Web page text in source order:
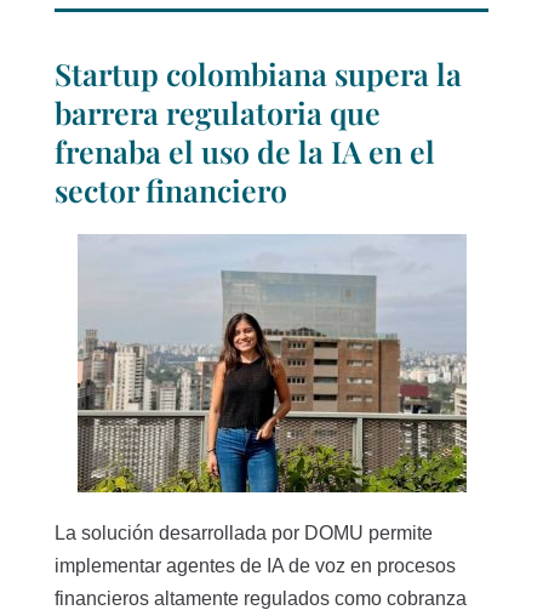
Startup colombiana supera la
barrera regulatoria que
frenaba el uso de la IA en el
sector financiero
La solución desarrollada por DOMU permite
implementar agentes de IA de voz en procesos
financieros altamente regulados como cobranza